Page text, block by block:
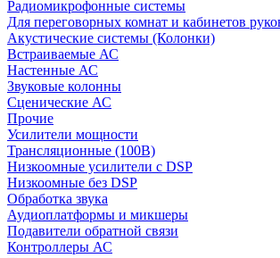
Радиомикрофонные системы
Для переговорных комнат и кабинетов
Акустические системы (Колонки)
Встраиваемые АС
Настенные АС
Звуковые колонны
Сценические АС
Прочие
Усилители мощности
Трансляционные (100В)
Низкоомные усилители с DSP
Низкоомные без DSP
Обработка звука
Аудиоплатформы и микшеры
Подавители обратной связи
Контроллеры АС